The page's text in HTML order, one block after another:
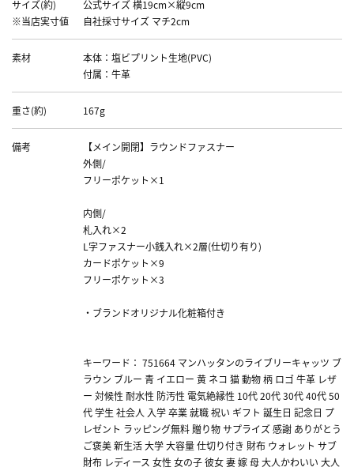
サイズ(約)
※当店実寸値
公式サイズ 横19cm×縦9cm
自社採寸サイズ マチ2cm
素材
本体：塩ビプリント生地(PVC)
付属：牛革
重さ(約) 167g
備考
【メイン開閉】ラウンドファスナー
外側/
フリーポケット×1
内側/
札入れ×2
L字ファスナー小銭入れ×2層(仕切り有り)
カードポケット×9
フリーポケット×3
・ブランドオリジナル化粧箱付き
キーワード： 751664 マンハッタンのライブリーキャッツ ブ
ラウン ブルー 青 イエロー 黄 ネコ 猫 動物 柄 ロゴ 牛革 レザ
ー 対候性 耐水性 防汚性 電気絶縁性 10代 20代 30代 40代 50
代 学生 社会人 入学 卒業 就職 祝い ギフト 誕生日 記念日 プ
レゼント ラッピング無料 贈り物 サプライズ 感謝 ありがとう
ご褒美 新生活 大学 大容量 仕切り付き 財布 ウォレット サブ
財布 レディース 女性 女の子 彼女 妻 嫁 母 大人かわいい 大人